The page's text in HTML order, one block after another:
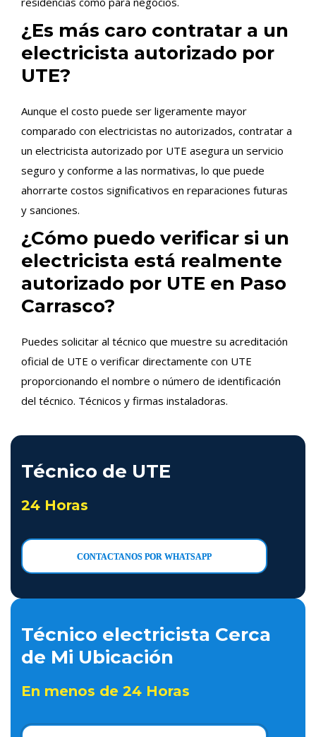
¿Es más caro contratar a un
electricista autorizado por
UTE?
Aunque el costo puede ser ligeramente mayor
comparado con electricistas no autorizados, contratar a
un electricista autorizado por UTE asegura un servicio
seguro y conforme a las normativas, lo que puede
ahorrarte costos significativos en reparaciones futuras
y sanciones.
¿Cómo puedo verificar si un
electricista está realmente
autorizado por UTE en Paso
Carrasco?
Puedes solicitar al técnico que muestre su acreditación
oficial de UTE o verificar directamente con UTE
proporcionando el nombre o número de identificación
del técnico. Técnicos y firmas instaladoras.
Técnico de UTE
24 Horas
CONTACTANOS POR WHATSAPP
Técnico electricista Cerca
de Mi Ubicación
En menos de 24 Horas